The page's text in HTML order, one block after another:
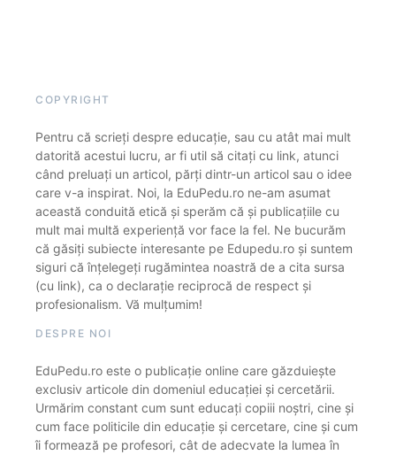
COPYRIGHT
Pentru că scrieți despre educație, sau cu atât mai mult
datorită acestui lucru, ar fi util să citați cu link, atunci
când preluați un articol, părți dintr-un articol sau o idee
care v-a inspirat. Noi, la EduPedu.ro ne-am asumat
această conduită etică și sperăm că și publicațiile cu
mult mai multă experiență vor face la fel. Ne bucurăm
că găsiți subiecte interesante pe Edupedu.ro și suntem
siguri că înțelegeți rugămintea noastră de a cita sursa
(cu link), ca o declarație reciprocă de respect și
profesionalism. Vă mulțumim!
DESPRE NOI
EduPedu.ro este o publicație online care găzduiește
exclusiv articole din domeniul educației și cercetării.
Urmărim constant cum sunt educați copiii noștri, cine și
cum face politicile din educație și cercetare, cine și cum
îi formează pe profesori, cât de adecvate la lumea în